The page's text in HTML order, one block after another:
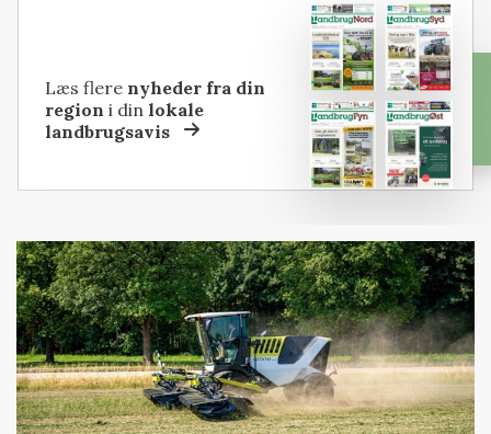
Læs flere nyheder fra din
region i dinlokale
landbrugsavis